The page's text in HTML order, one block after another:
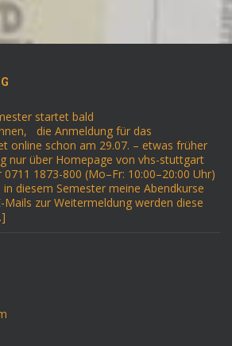
startet bald
die Anmeldung für das
online schon am 29.07. – etwas früher
nur über Homepage von vhs-stuttgart
1873-800 (Mo–Fr: 10:00–20:00 Uhr)
in diesem Semester meine Abendkurse
Mails zur Weitermeldung werden diese